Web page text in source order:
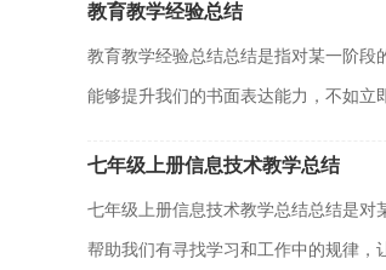
教育教学经验总结
教育教学经验总结总结是指对某一阶段
能够提升我们的书面表达能力，不如立
七年级上册信息技术教学总结
七年级上册信息技术教学总结总结是对
帮助我们有寻找学习和工作中的规律，